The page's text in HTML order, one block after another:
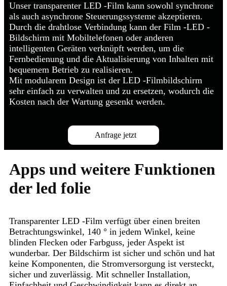
Unser transparenter LED -Film kann sowohl synchrone
als auch asynchrone Steuerungssysteme akzeptieren.
Durch die drahtlose Verbindung kann der Film -LED -
Bildschirm mit Mobiltelefonen oder anderen
intelligenten Geräten verknüpft werden, um die
Fernbedienung und die Aktualisierung von Inhalten mit
bequemem Betrieb zu realisieren.
Mit modularem Design ist der LED -Filmbildschirm
sehr einfach zu verwalten und zu ersetzen, wodurch die
Kosten nach der Wartung gesenkt werden.
Anfrage jetzt
Apps und weitere Funktionen
der led folie
Transparenter LED -Film verfügt über einen breiten
Betrachtungswinkel, 140 ° in jedem Winkel, keine
blinden Flecken oder Farbguss, jeder Aspekt ist
wunderbar. Der Bildschirm ist sicher und schön und hat
keine Komponenten, die Stromversorgung ist versteckt,
sicher und zuverlässig. Mit schneller Installation,